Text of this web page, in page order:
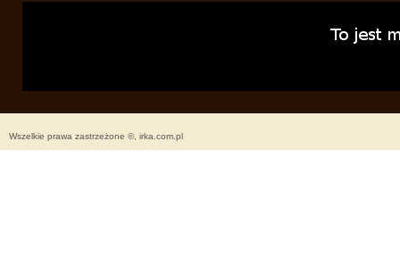
Wszelkie prawa zastrzeżone ©, irka.com.pl